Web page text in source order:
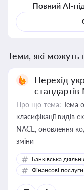
Повний AI-
Теми, які можуть
Перехід
стандартів
Про що тема: Тема
класифікації видів
NACE, оновлення
зміни
Банківська
Фінансові послуги